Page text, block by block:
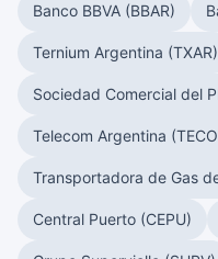
Banco BBVA (BBAR)
Ternium Argentina (TXAR)
Sociedad Comercial del
Telecom Argentina
Transportadora de Gas
Central Puerto (CEPU)